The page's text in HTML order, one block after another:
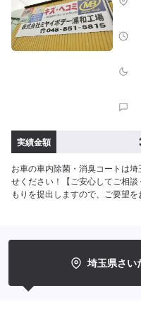
実績金額
お車の車内除菌・消臭コートは
せください！【ご安心してご相
もりを提出しますので、ご要望
い合わせ【2】車の確認・お見積
始【5】修理終了・お支払い【6
相談ください。代車は、ご希望
埼玉県さい